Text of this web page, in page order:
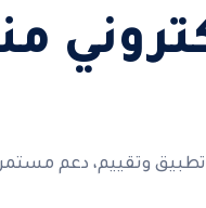
وتقييم، دعم